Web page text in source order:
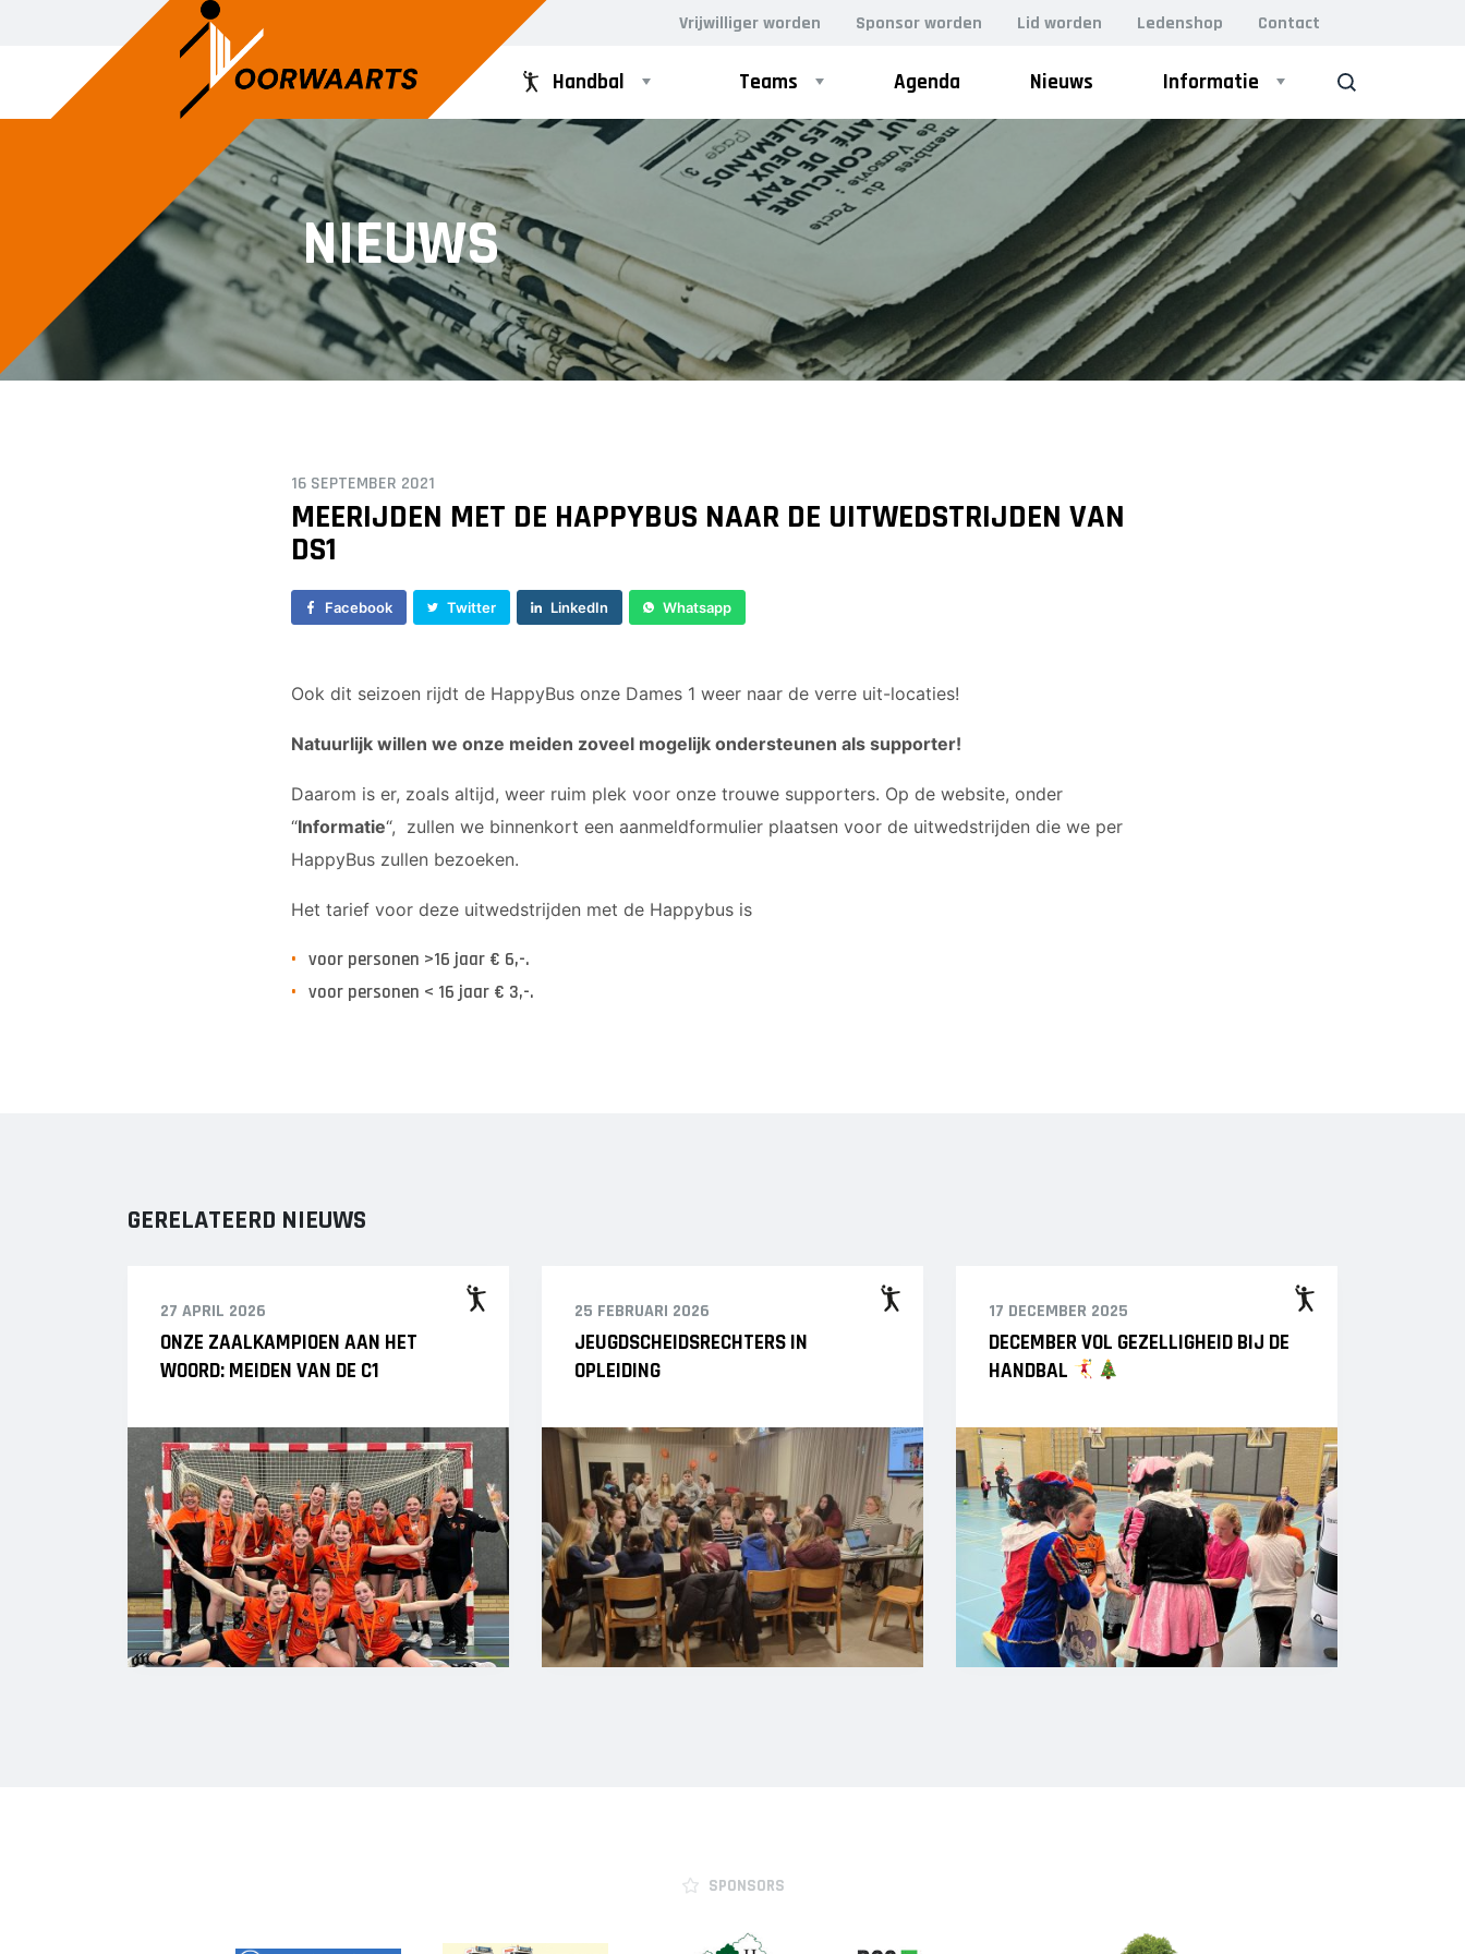
Vrijwilliger worden Sponsor worden Lid worden Ledenshop Contact
Handbal Teams
DAMES
Dames 1
Dames 2
JEUGD
A1
A2
B1
C1
C2
E3
F2
RECREANTEN
Dames Midweek 1
Dames Midweek 2
Agenda Nieuws Informatie
ZOEK
NIEUWS
16 SEPTEMBER 2021
MEERIJDEN MET DE HAPPYBUS NAAR DE UITWEDSTRIJDEN VAN
DS1
Facebook Twitter LinkedIn Whatsapp
Ook dit seizoen rijdt de HappyBus onze Dames 1 weer naar de verre uit-locaties!
Natuurlijk willen we onze meiden zoveel mogelijk ondersteunen als supporter!
Daarom is er, zoals altijd, weer ruim plek voor onze trouwe supporters. Op de website, onder
“Informatie“, zullen we binnenkort een aanmeldformulier plaatsen voor de uitwedstrijden die we per
HappyBus zullen bezoeken.
Het tarief voor deze uitwedstrijden met de Happybus is
voor personen >16 jaar € 6,-.
voor personen < 16 jaar € 3,-.
GERELATEERD NIEUWS
27 APRIL 2026
ONZE ZAALKAMPIOEN AAN HET
WOORD: MEIDEN VAN DE C1
25 FEBRUARI 2026
JEUGDSCHEIDSRECHTERS IN
OPLEIDING
17 DECEMBER 2025
DECEMBER VOL GEZELLIGHEID BIJ DE
HANDBAL
SPONSORS